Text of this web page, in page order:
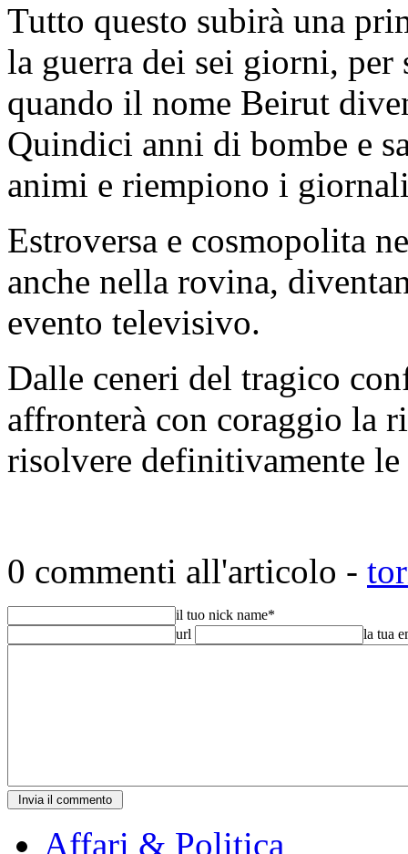
Tutto questo subirà una
la guerra dei sei giorni,
quando il nome Beirut
Quindici anni di bombe e
animi e riempiono i
Estroversa e cosmopolita
anche nella rovina,
evento televisivo.
Dalle ceneri del tragico
affronterà con coraggio la
risolvere definitivamente le
0 commenti all'articolo -
il tuo nick name*
url
la tua
Affari & Politica